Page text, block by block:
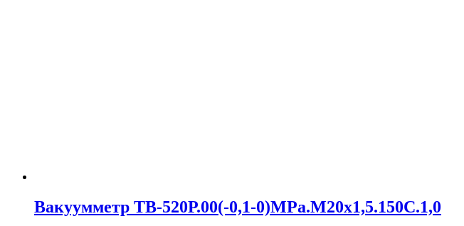
Вакуумметр ТВ-520Р.00(-0,1-0)MPa.М20х1,5.150С.1,0